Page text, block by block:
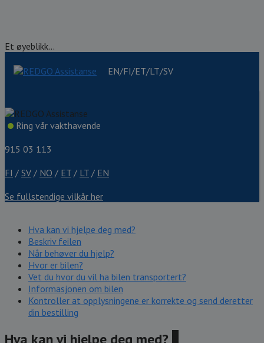
Et øyeblikk...
EN/FI/ET/LT/SV
Ring vår vakthavende
915 03 113
FI / SV / NO / ET / LT / EN
Se fullstendige vilkår her
Hva kan vi hjelpe deg med?
Beskriv feilen
Når behøver du hjelp?
Hvor er bilen?
Vet du hvor du vil ha bilen transportert?
Informasjonen om bilen
Kontroller at opplysningene er korrekte og send deretter
din bestilling
Hva kan vi hjelpe deg med?